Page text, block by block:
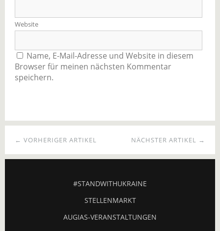
Website
Name, E-Mail-Adresse und Website in diesem
Browser für meinen nächsten Kommentar
speichern.
NÄCHSTER ARTIKEL →
← VORHERIGER ARTIKEL
#STANDWITHUKRAINE
STELLENMARKT
AUGIAS-VERANSTALTUNGEN